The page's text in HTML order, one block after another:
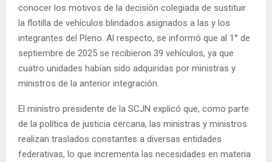
conocer los motivos de la decisión colegiada de sustituir
la flotilla de vehículos blindados asignados a las y los
integrantes del Pleno. Al respecto, se informó que al 1° de
septiembre de 2025 se recibieron 39 vehículos, ya que
cuatro unidades habían sido adquiridas por ministras y
ministros de la anterior integración.
El ministro presidente de la SCJN explicó que, como parte
de la política de justicia cercana, las ministras y ministros
realizan traslados constantes a diversas entidades
federativas, lo que incrementa las necesidades en materia